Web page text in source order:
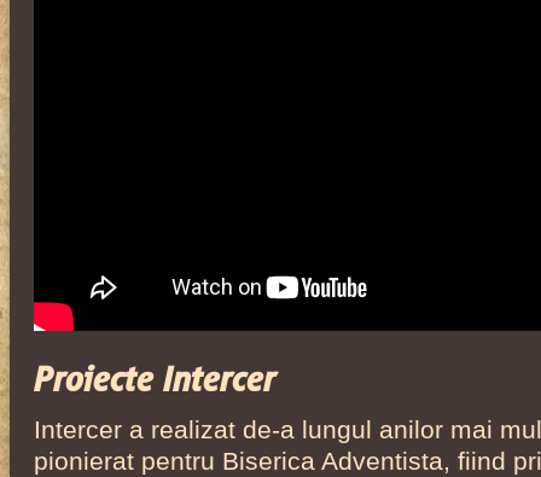
Proiecte Intercer
Intercer a realizat de-a lungul anilor mai
pionierat pentru Biserica Adventista, fiind